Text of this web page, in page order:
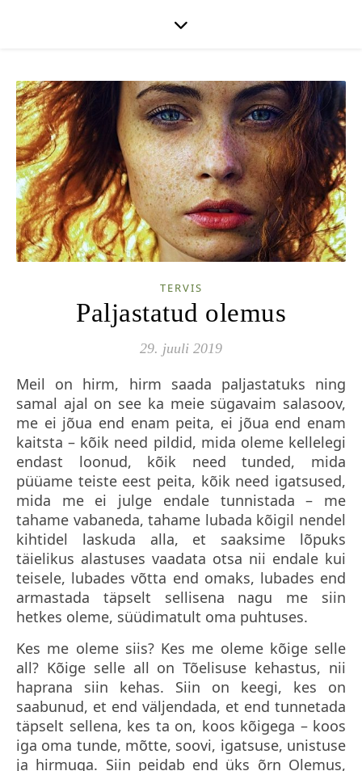
TERVIS
Paljastatud olemus
29. juuli 2019
Meil on hirm, hirm saada paljastatuks ning
samal ajal on see ka meie sügavaim salasoov,
me ei jõua end enam peita, ei jõua end enam
kaitsta – kõik need pildid, mida oleme kellelegi
endast loonud, kõik need tunded, mida
püüame teiste eest peita, kõik need igatsused,
mida me ei julge endale tunnistada – me
tahame vabaneda, tahame lubada kõigil nendel
kihtidel laskuda alla, et saaksime lõpuks
täielikus alastuses vaadata otsa nii endale kui
teisele, lubades võtta end omaks, lubades end
armastada täpselt sellisena nagu me siin
hetkes oleme, süüdimatult oma puhtuses.
Kes me oleme siis? Kes me oleme kõige selle
all? Kõige selle all on Tõelisuse kehastus, nii
haprana siin kehas. Siin on keegi, kes on
saabunud, et end väljendada, et end tunnetada
täpselt sellena, kes ta on, koos kõigega – koos
iga oma tunde, mõtte, soovi, igatsuse, unistuse
ja hirmuga. Siin peidab end üks õrn Olemus,